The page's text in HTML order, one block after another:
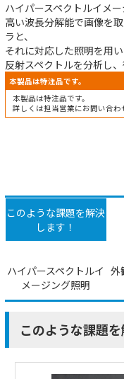
ハイパースペクトルイメー
高い波長分解能で画像を
ラと、
それに対応した照明を用
反射スペクトルを分析し
本製品は特注品です。
本製品は特注品です。
詳しくは担当営業にお問い合わ
このような課題を解決
します！
ハイパースペクトルイ
メージング照明
外
このような課題を